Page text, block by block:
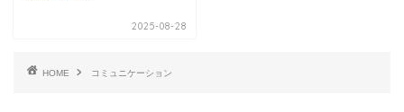
2025-08-28
HOME コミュニケーション